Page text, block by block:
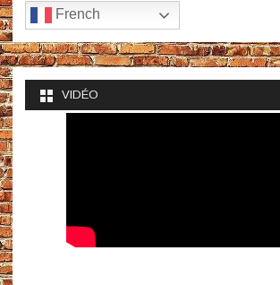
French
VIDÉO